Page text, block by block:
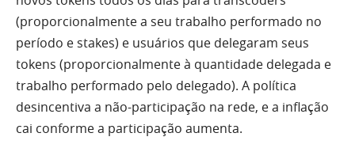
(proporcionalmente a seu trabalho performado no
período e stakes) e usuários que delegaram seus
tokens (proporcionalmente à quantidade delegada e
trabalho performado pelo delegado). A política
desincentiva a não-participação na rede, e a inflação
cai conforme a participação aumenta.